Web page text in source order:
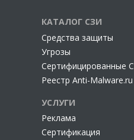
КАТАЛОГ СЗИ
Cредства защиты
Угрозы
Сертифицированные
Реестр Anti-Malware.ru
УСЛУГИ
Реклама
Сертификация